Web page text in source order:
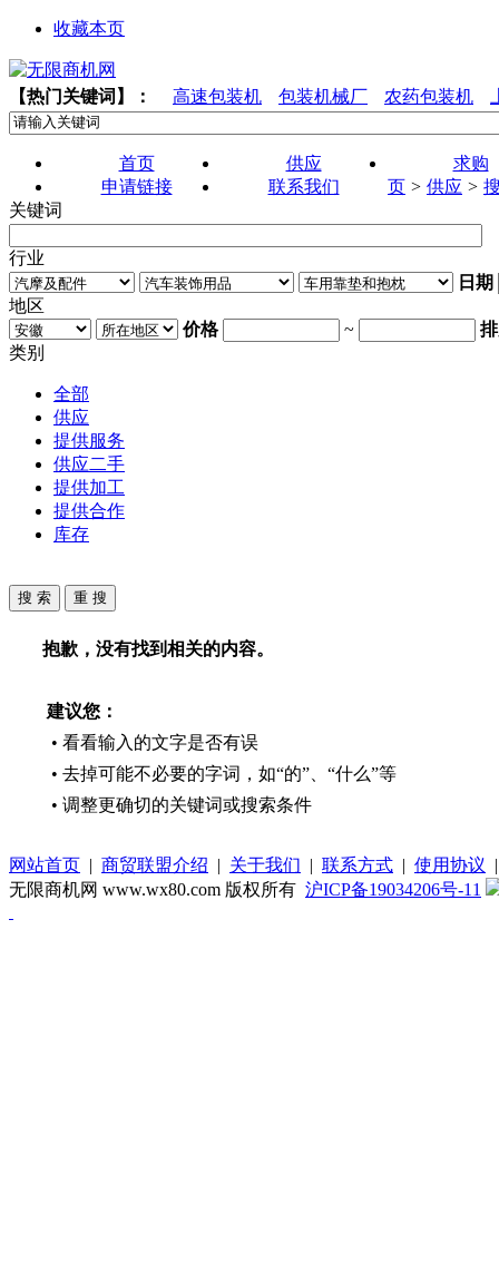
收藏本页
【热门关键词】： 高速包装机 包装机械厂 农药包装机
首页 供应
求购
申请链接
联系我们 页 > 供应 >
关键词
行业
日期
地区
价格
~
类别
全部
供应
提供服务
供应二手
提供加工
提供合作
库存
抱歉，没有找到相关的内容。
建议您：
• 看看输入的文字是否有误
• 去掉可能不必要的字词，如“的”、“什么”等
• 调整更确切的关键词或搜索条件
网站首页 | 商贸联盟介绍 | 关于我们 | 联系方式 | 使用协议
无限商机网 www.wx80.com 版权所有 沪ICP备19034206号-11